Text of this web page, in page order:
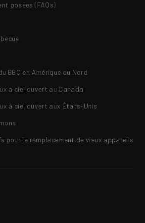
posées (FAQs)
BBQ en Amérique du Nord
à ciel ouvert au Canada
à ciel ouvert aux États-Unis
pour le remplacement de vieux appareils